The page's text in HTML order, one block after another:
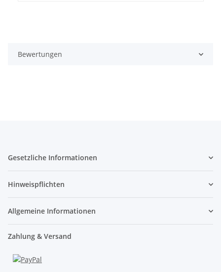
Bewertungen
Gesetzliche Informationen
Hinweispflichten
Allgemeine Informationen
Zahlung & Versand